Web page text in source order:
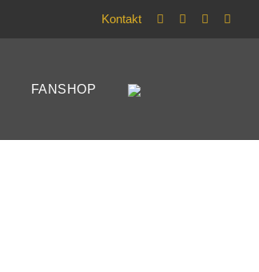
Kontakt
FANSHOP
Spiel im